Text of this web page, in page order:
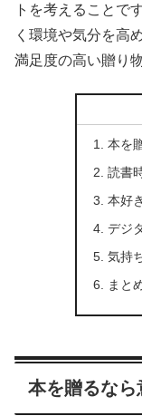
トを考えることで
く環境や気分を高
満足度の高い贈り
本を
読書
本好
デジ
気持
まと
本を贈るなら